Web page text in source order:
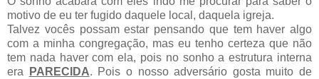
motivo de eu ter fugido daquele local, daquela igreja.
Talvez vocês possam estar pensando que tem haver algo
com a minha congregação, mas eu tenho certeza que não
tem nada haver com ela, pois no sonho a estrutura interna
era
PARECIDA. Pois o nosso adversário gosta muito de